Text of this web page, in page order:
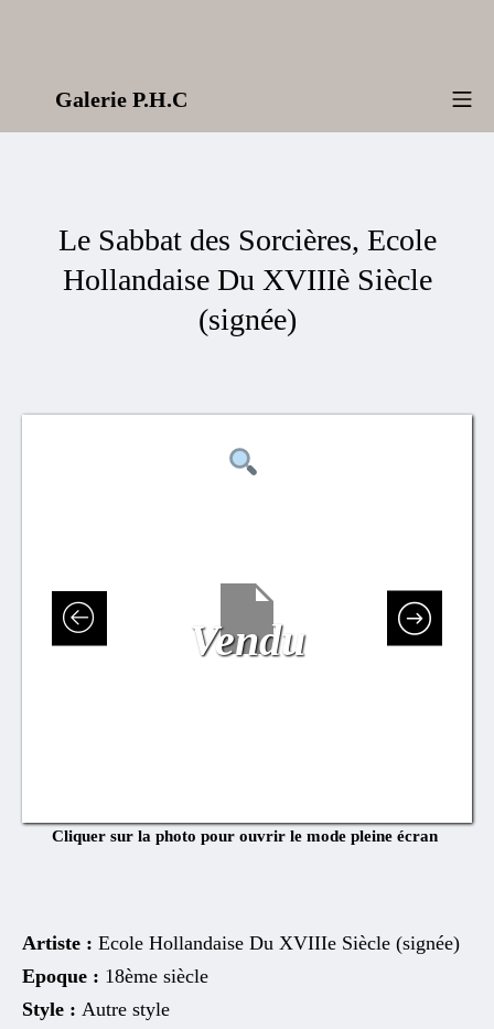
Galerie P.H.C
Le Sabbat des Sorcières, Ecole
Hollandaise Du XVIIIè Siècle
(signée)
Vendu
Cliquer sur la photo pour ouvrir le mode pleine écran
Artiste : Ecole Hollandaise Du XVIIIe Siècle (signée)
Epoque : 18ème siècle
Style : Autre style